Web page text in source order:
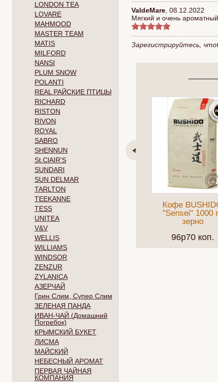
LONDON TEA
LOVARE
MAHMOOD
MASTER TEAM
MATIS
MILFORD
NANSI
PLUM SNOW
POLANTI
REAL РАЙСКИЕ ПТИЦЫ
RICHARD
RISTON
RIVON
ROYAL
SABRO
SHENNUN
St.ClAIR'S
SUNDARI
SUN DELMAR
TARLTON
TEEKANNE
TESS
UNITEA
V&V
WELLIS
WILLIAMS
WINDSOR
ZENZUR
ZYLANICA
АЗЕРЧАЙ
Грин Слим, Супер Слим
ЗЕЛЕНАЯ ПАНДА
ИВАН-ЧАЙ (Домашний
Погребок)
КРЫМСКИЙ БУКЕТ
ЛИСМА
МАЙСКИЙ
НЕБЕСНЫЙ АРОМАТ
ПЕРВАЯ ЧАЙНАЯ
КОМПАНИЯ
ValdeMare 08.12.2022
Мягкий и очень
Зарегистрируйтесь,
Кофе
"Sensei" 1000
зерно
96p70 коп.